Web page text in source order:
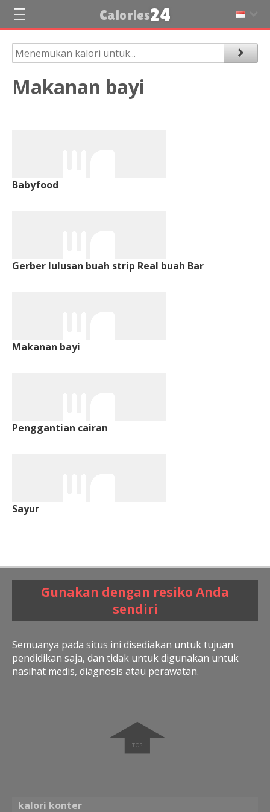
Calories24
Makanan bayi
Babyfood
Gerber lulusan buah strip Real buah Bar
Makanan bayi
Penggantian cairan
Sayur
Gunakan dengan resiko Anda
sendiri
Semuanya pada situs ini disediakan untuk tujuan
pendidikan saja, dan tidak untuk digunakan untuk
nasihat medis, diagnosis atau perawatan.
➧
kalori konter